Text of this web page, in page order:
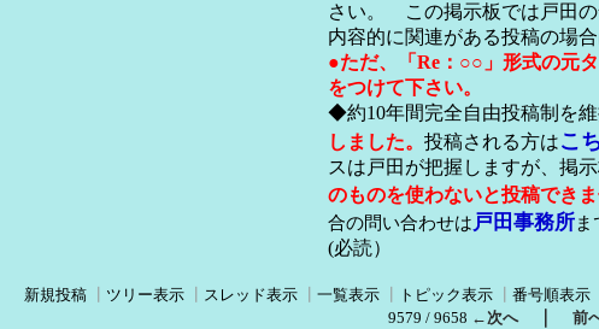
さい。 この掲示板では戸田の
内容的に関連がある投稿の場
●ただ、「Re：○○」形式の元
をつけて下さい。
◆約10年間完全自由投稿制を維
しました。 投稿される方はこ
スは戸田が把握しますが、掲
のものを使わないと投稿できま
合の問い合わせは戸田事務所ま
(必読）
新規投稿 ツリー表示 スレッド表示 一覧表示 トピック表示 番号順表示
9579 / 9658 ←次へ｜ 前